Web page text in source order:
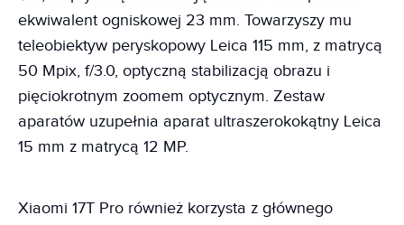
ekwiwalent ogniskowej 23 mm. Towarzyszy mu
teleobiektyw peryskopowy Leica 115 mm, z matrycą
50 Mpix, f/3.0, optyczną stabilizacją obrazu i
pięciokrotnym zoomem optycznym. Zestaw
aparatów uzupełnia aparat ultraszerokokątny Leica
15 mm z matrycą 12 MP.
Xiaomi 17T Pro również korzysta z głównego